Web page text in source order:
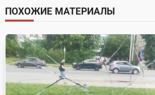
screen-
reader-
text">Page</span>
ПОХОЖИЕ МАТЕРИАЛЫ